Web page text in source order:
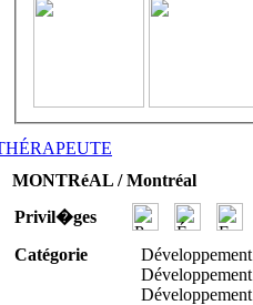
MONTRéAL / Montréal
Privil�ges
Catégorie